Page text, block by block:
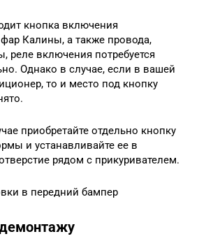
кнопка включения
Калины, а также провода,
реле включения потребуется
Однако в случае, если в вашей
то и место под кнопку
приобретайте отдельно кнопку
и устанавливайте ее в
рядом с прикуривателем.
в передний бампер